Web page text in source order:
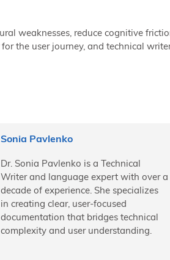
weaknesses, reduce cognitive
the user journey, and technical
Sonia Pavlenko
Dr. Sonia Pavlenko is a Technical
Writer and language expert with over a
decade of experience. She specializes
in creating clear, user-focused
documentation that bridges technical
complexity and user understanding.